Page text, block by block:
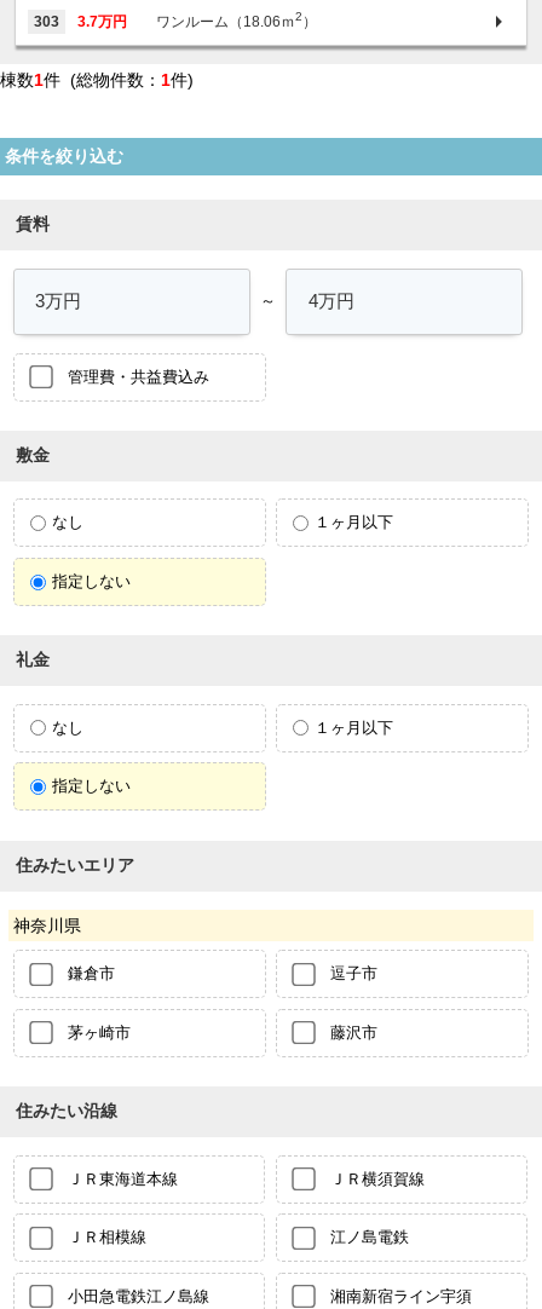
303 3.7万円 ワンルーム（18.06ｍ2 ）
棟数1件 (総物件数： 1件)
条件を絞り込む
賃料
～
管理費・共益費込み
敷金
なし １ヶ月以下
指定しない
礼金
なし １ヶ月以下
指定しない
住みたいエリア
神奈川県
鎌倉市 逗子市
茅ヶ崎市 藤沢市
住みたい沿線
ＪＲ東海道本線 ＪＲ横須賀線
ＪＲ相模線 江ノ島電鉄
小田急電鉄江ノ島線 湘南新宿ライン宇須